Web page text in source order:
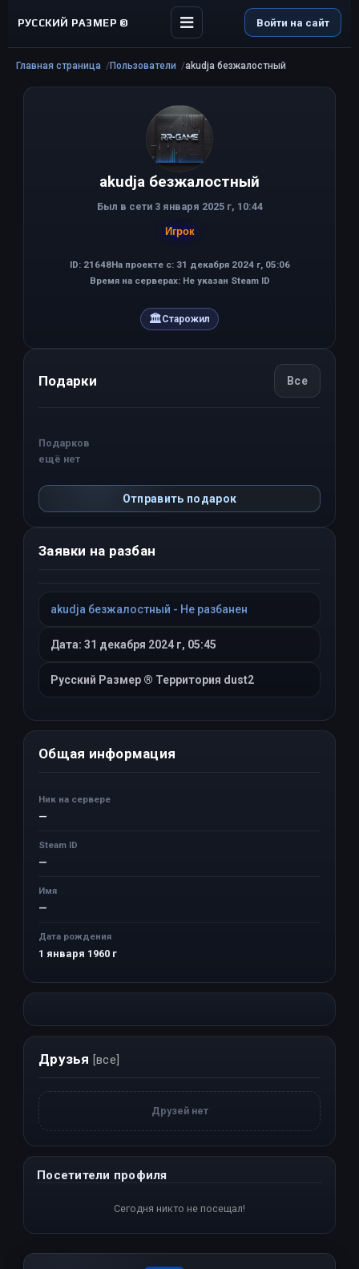
РУССКИЙ РАЗМЕР © Войти на сайт
Главная страница Пользователи akudja безжалостный
akudja безжалостный
Был в сети 3 января 2025 г, 10:44
Игрок
ID: 21648На проекте с: 31 декабря 2024 г, 05:06
Время на серверах: Не указан Steam ID
🏛Старожил
Подарки Все
Подарков
ещё нет
Отправить подарок
Заявки на разбан
akudja безжалостный - Не разбанен
Дата: 31 декабря 2024 г, 05:45
Русский Размер ® Территория dust2
Общая информация
Ник на сервере
—
Steam ID
—
Имя
—
Дата рождения
1 января 1960 г
Друзья [все]
Друзей нет
Посетители профиля
Сегодня никто не посещал!